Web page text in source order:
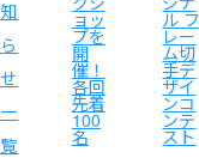
知
ら
せ
一
覧
ョッ
プを
開
催！
各回
先着
100
名
ル フ
レー
ム切
手デ
ザイ
ンコ
ンテ
スト